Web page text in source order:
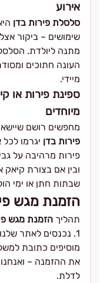
אירוע
סלסלת פירות בדן
שימושים – ביקור
מתנה ליולדת.
העונה חתוכים
מיידי.
ספינת פירות או
מיוחדים
מחפשים רושם
פירות בדן יגרמו
פירות מרהיבה על
ובין אם בצורת קיאק
שבתות חתן או ימי
הזמנת מגש
תהליך הזמנת מגש
את ההזמנה –
לדלת.